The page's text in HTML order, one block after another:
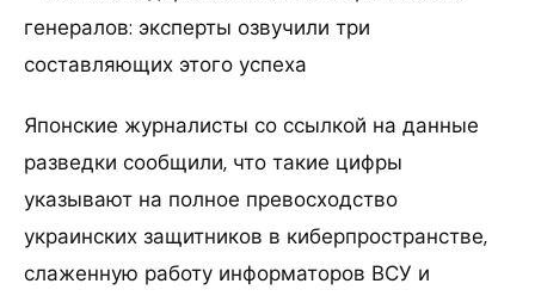
Японские журналисты со ссылкой на данные
разведки сообщили, что такие цифры
указывают на полное превосходство
украинских защитников в киберпространстве,
слаженную работу информаторов ВСУ и